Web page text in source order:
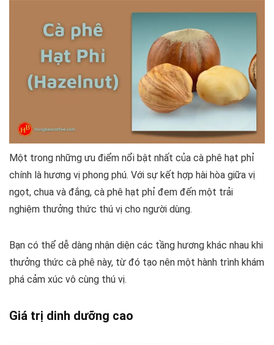
Một trong những ưu điểm nổi bật nhất của cà phê hạt phỉ
chính là hương vị phong phú. Với sự kết hợp hài hòa giữa vị
ngọt, chua và đắng, cà phê hạt phỉ đem đến một trải
nghiệm thưởng thức thú vị cho người dùng.
Bạn có thể dễ dàng nhận diện các tầng hương khác nhau khi
thưởng thức cà phê này, từ đó tạo nên một hành trình khám
phá cảm xúc vô cùng thú vị.
Giá trị dinh dưỡng cao